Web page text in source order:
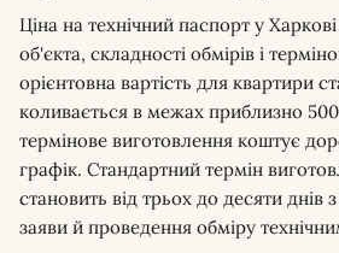
Ціна на технічний паспорт у
об'єкта, складності обмірів і
орієнтовна вартість для квартири
коливається в межах приблизно
термінове виготовлення коштує
графік. Стандартний термін
становить від трьох до десяти
заяви й проведення обміру